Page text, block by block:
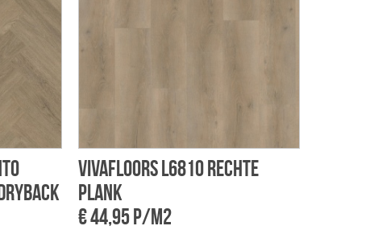
Vivafloors L6810 rechte
plank
€ 44,95 p/m2